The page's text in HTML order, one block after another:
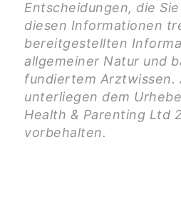
Entscheidungen, die
diesen Informationen
bereitgestellten
allgemeiner Natur und
fundiertem Arztwissen.
unterliegen dem
Health & Parenting Ltd
vorbehalten.